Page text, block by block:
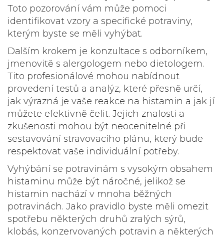
Toto pozorování vám může pomoci
identifikovat vzory a specifické potraviny,
kterým byste se měli vyhýbat.
Dalším krokem je konzultace s odborníkem,
jmenovitě s alergologem nebo dietologem.
Tito profesionálové mohou nabídnout
provedení testů a analýz, které přesně určí,
jak výrazná je vaše reakce na histamin a jak jí
můžete efektivně čelit. Jejich znalosti a
zkušenosti mohou být neocenitelné při
sestavování stravovacího plánu, který bude
respektovat vaše individuální potřeby.
Vyhýbání se potravinám s vysokým obsahem
histaminu může být náročné, jelikož se
histamin nachází v mnoha běžných
potravinách. Jako pravidlo byste měli omezit
spotřebu některých druhů zralých sýrů,
klobás, konzervovaných potravin a některých